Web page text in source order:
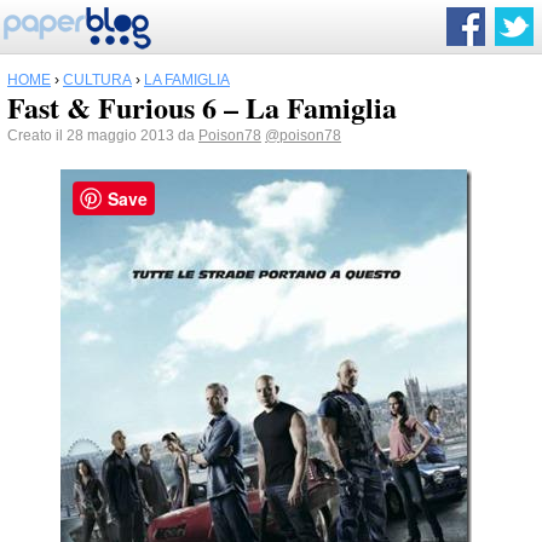
HOME › CULTURA › LA FAMIGLIA
Fast & Furious 6 – La Famiglia
Creato il 28 maggio 2013 da Poison78 @poison78
Save